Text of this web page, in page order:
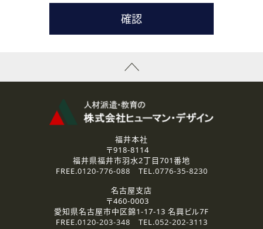
たします。
( 3 ) スタッフ派遣を検討されている企業の皆様
お問い合わせの内容に回答するために利用いたします。
なお、ご連絡手段は、電話・Ｅメールのいずれかの方法とい
資料送付、受講相談に関するご連絡のために利用いたしま
その他、お問い合わせの内容に回答するために利用いたし
なお、ご連絡手段は、電話・Ｅメールのいずれかの方法とい
2.個人情報の第三者提供
ご提供いただいた個人情報は、法令等の規定に従う場合を除き、
3.個人情報の取り扱いの委託
弊社の定める個人情報保護の評価基準を満たした委託先に、個
人情報を委託する場合があります。
福井本社
〒918-8114
福井県福井市羽水2丁目701番地
FREE.0120-776-088 TEL.0776-35-8230
名古屋支店
〒460-0003
愛知県名古屋市中区錦1-17-13 名興ビル7F
FREE.0120-203-348 TEL.052-202-3113